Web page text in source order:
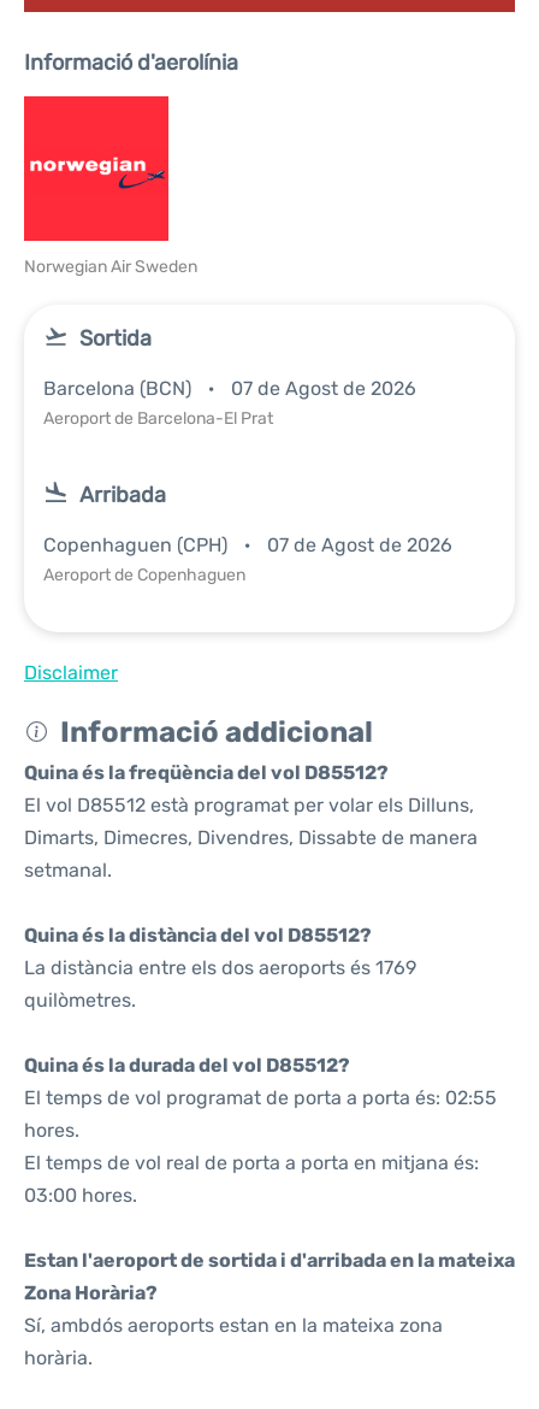
Informació d'aerolínia
Norwegian Air Sweden
Sortida
Barcelona (BCN) 07 de Agost de 2026
Aeroport de Barcelona-El Prat
Arribada
Copenhaguen (CPH) 07 de Agost de 2026
Aeroport de Copenhaguen
Disclaimer
Informació addicional
Quina és la freqüència del vol D85512?
El vol D85512 està programat per volar els Dilluns,
Dimarts, Dimecres, Divendres, Dissabte de manera
setmanal.
Quina és la distància del vol D85512?
La distància entre els dos aeroports és 1769
quilòmetres.
Quina és la durada del vol D85512?
El temps de vol programat de porta a porta és: 02:55
hores.
El temps de vol real de porta a porta en mitjana és:
03:00 hores.
Estan l'aeroport de sortida i d'arribada en la mateixa
Zona Horària?
Sí, ambdós aeroports estan en la mateixa zona
horària.